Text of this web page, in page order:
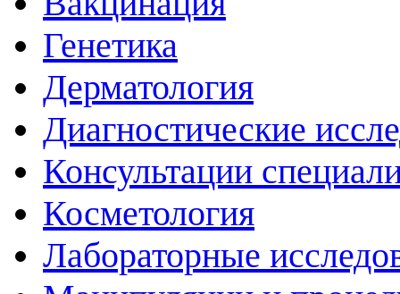
Генетика
Дерматология
Диагностические
Консультации
Косметология
Лабораторные